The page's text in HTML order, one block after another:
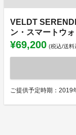
VELDT
ン・スマートウ
¥69,200 (税込/送料
ご提供予定時期：2019